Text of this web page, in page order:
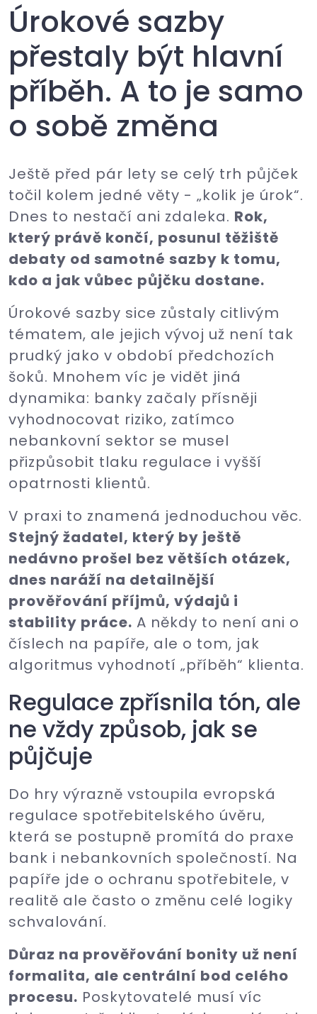
Úrokové sazby
přestaly být hlavní
příběh. A to je samo
o sobě změna
Ještě před pár lety se celý trh půjček
točil kolem jedné věty - „kolik je úrok“.
Dnes to nestačí ani zdaleka. Rok,
který právě končí, posunul těžiště
debaty od samotné sazby k tomu,
kdo a jak vůbec půjčku dostane.
Úrokové sazby sice zůstaly citlivým
tématem, ale jejich vývoj už není tak
prudký jako v období předchozích
šoků. Mnohem víc je vidět jiná
dynamika: banky začaly přísněji
vyhodnocovat riziko, zatímco
nebankovní sektor se musel
přizpůsobit tlaku regulace i vyšší
opatrnosti klientů.
V praxi to znamená jednoduchou věc.
Stejný žadatel, který by ještě
nedávno prošel bez větších otázek,
dnes naráží na detailnější
prověřování příjmů, výdajů i
stability práce. A někdy to není ani o
číslech na papíře, ale o tom, jak
algoritmus vyhodnotí „příběh“ klienta.
Regulace zpřísnila tón, ale
ne vždy způsob, jak se
půjčuje
Do hry výrazně vstoupila evropská
regulace spotřebitelského úvěru,
která se postupně promítá do praxe
bank i nebankovních společností. Na
papíře jde o ochranu spotřebitele, v
realitě ale často o změnu celé logiky
schvalování.
Důraz na prověřování bonity už není
formalita, ale centrální bod celého
procesu. Poskytovatelé musí víc